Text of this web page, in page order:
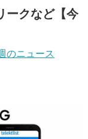
ークなど【今
のニュース